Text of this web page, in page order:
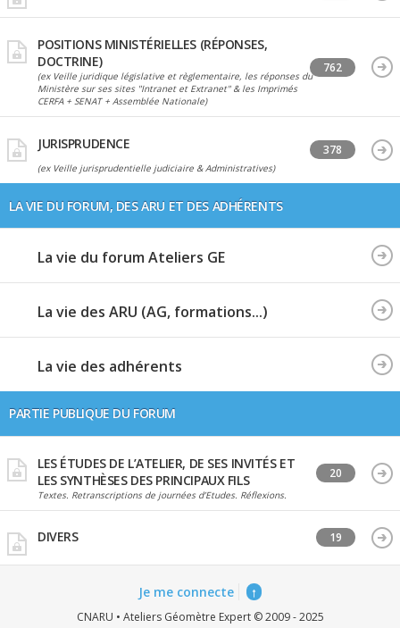
POSITIONS MINISTÉRIELLES (RÉPONSES,
DOCTRINE)
(ex Veille juridique législative et règlementaire, les réponses du
Ministère sur ses sites "Intranet et Extranet" & les Imprimés
CERFA + SENAT + Assemblée Nationale)
762
JURISPRUDENCE
(ex Veille jurisprudentielle judiciaire & Administratives)
378
LA VIE DU FORUM, DES ARU ET DES ADHÉRENTS
La vie du forum Ateliers GE
La vie des ARU (AG, formations...)
La vie des adhérents
PARTIE PUBLIQUE DU FORUM
LES ÉTUDES DE L’ATELIER, DE SES INVITÉS ET
LES SYNTHÈSES DES PRINCIPAUX FILS
Textes. Retranscriptions de journées d’Etudes. Réflexions.
20
DIVERS 19
Je me connecte ↑
CNARU • Ateliers Géomètre Expert © 2009 - 2025